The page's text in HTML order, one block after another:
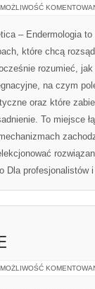
MOŻLIWOŚĆ
– Endermologia
które chcą
rozumieć, jak
na czym
oraz które
To miejsce
Dla
MOŻLIWOŚĆ